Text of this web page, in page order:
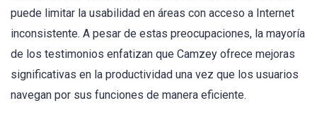
puede limitar la usabilidad en áreas con acceso a Internet
inconsistente. A pesar de estas preocupaciones, la mayoría
de los testimonios enfatizan que Camzey ofrece mejoras
significativas en la productividad una vez que los usuarios
navegan por sus funciones de manera eficiente.